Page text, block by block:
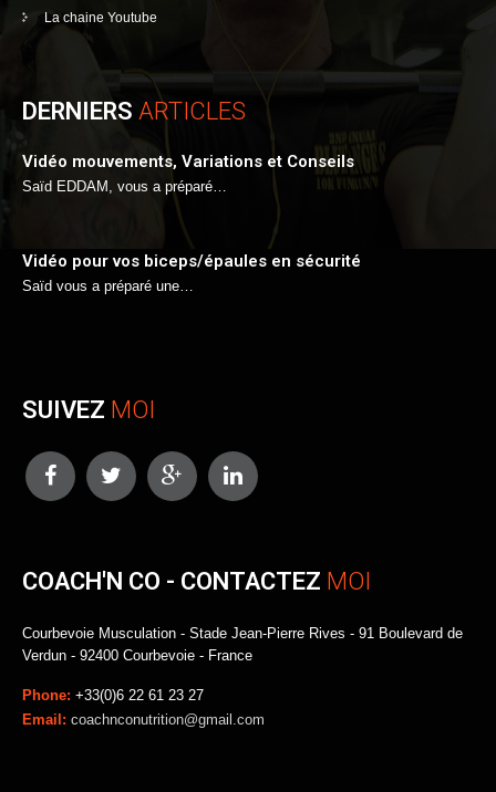
La chaine Youtube
DERNIERS ARTICLES
Vidéo mouvements, Variations et Conseils
Saïd EDDAM, vous a préparé…
Vidéo pour vos biceps/épaules en sécurité
Saïd vous a préparé une…
SUIVEZ MOI
COACH'N CO - CONTACTEZ MOI
Courbevoie Musculation - Stade Jean-Pierre Rives - 91 Boulevard de
Verdun - 92400 Courbevoie - France
Phone: +33(0)6 22 61 23 27
Email: coachnconutrition@gmail.com